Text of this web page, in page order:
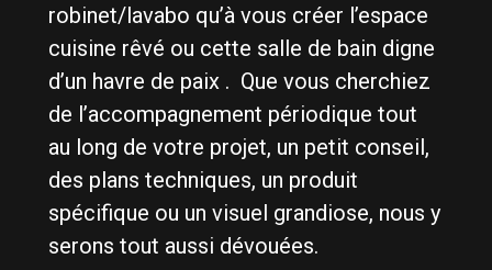
robinet/lavabo qu’à vous créer l’espace
cuisine rêvé ou cette salle de bain digne
d’un havre de paix . Que vous cherchiez
de l’accompagnement périodique tout
au long de votre projet, un petit conseil,
des plans techniques, un produit
spécifique ou un visuel grandiose, nous y
serons tout aussi dévouées.